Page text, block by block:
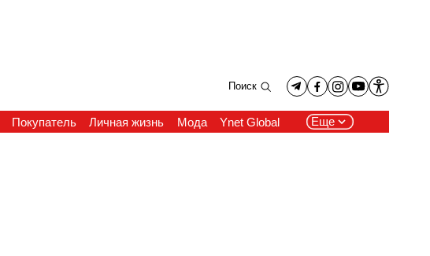
Поиск
Покупатель Личная жизнь Мода Ynet Global Еще